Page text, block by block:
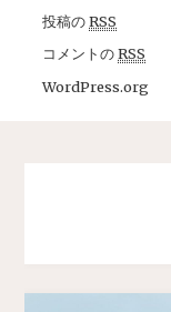
投稿のRSS
コメントのRSS
WordPress.org